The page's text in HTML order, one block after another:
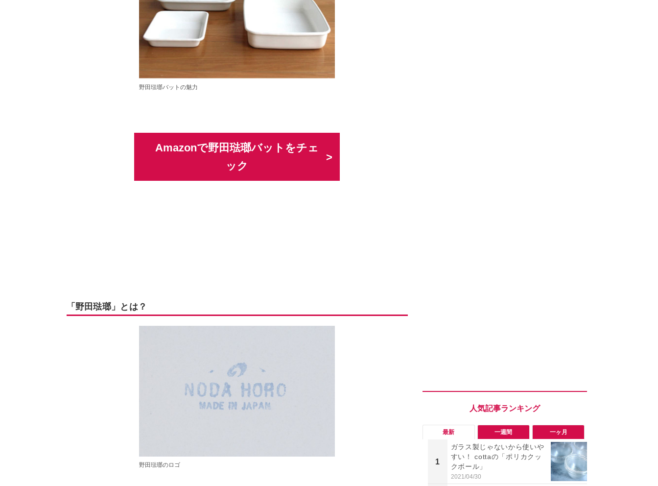
野田琺瑯バットの魅力
Amazonで野田琺瑯バットをチェ
ック
「野田琺瑯」とは？
野田琺瑯のロゴ
最新 一週間 一ヶ月
1
ガラス製じゃないから使いや
すい！ cottaの「ポリカクッ
クボール」
2021/04/30